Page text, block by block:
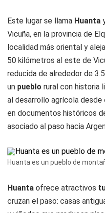
Este lugar se llama Huanta
Vicuña, en la provincia de
localidad más oriental y
50 kilómetros al este de
reducida de alrededor de
un pueblo rural con historia
al desarrollo agrícola desde
en documentos históricos
asociado al paso hacia
Huanta es un pueblo de
Huanta ofrece atractivos
cruzan el paso: casas